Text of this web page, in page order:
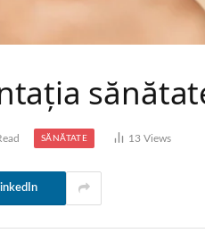
SĂNĂTATE 13Views